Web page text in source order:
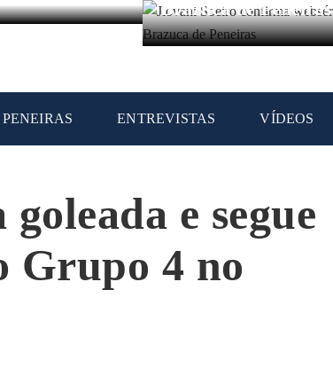
Brazuca de Peneiras
PENEIRAS ENTREVISTAS VÍDEOS
e segue
Grupo 4 no